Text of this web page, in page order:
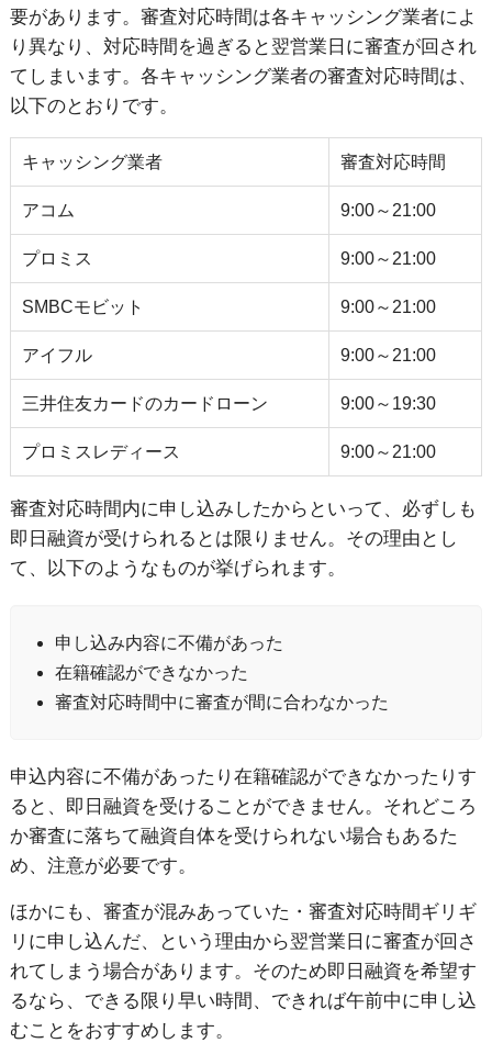
要があります。審査対応時間は各キャッシング業者によ
り異なり、対応時間を過ぎると翌営業日に審査が回され
てしまいます。各キャッシング業者の審査対応時間は、
以下のとおりです。
キャッシング業者 審査対応時間
アコム 9:00～21:00
プロミス 9:00～21:00
SMBCモビット 9:00～21:00
アイフル 9:00～21:00
三井住友カードのカードローン 9:00～19:30
プロミスレディース 9:00～21:00
審査対応時間内に申し込みしたからといって、必ずしも
即日融資が受けられるとは限りません。その理由とし
て、以下のようなものが挙げられます。
申し込み内容に不備があった
在籍確認ができなかった
審査対応時間中に審査が間に合わなかった
申込内容に不備があったり在籍確認ができなかったりす
ると、即日融資を受けることができません。それどころ
か審査に落ちて融資自体を受けられない場合もあるた
め、注意が必要です。
ほかにも、審査が混みあっていた・審査対応時間ギリギ
リに申し込んだ、という理由から翌営業日に審査が回さ
れてしまう場合があります。 そのため即日融資を希望す
るなら、できる限り早い時間、できれば午前中に申し込
むことをおすすめします。